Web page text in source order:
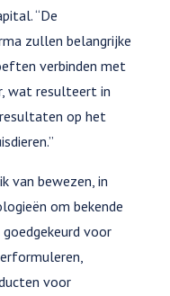
“De
zullen belangrijke
verbinden met
wat resulteert in
op het
van bewezen, in
om bekende
voor
voor